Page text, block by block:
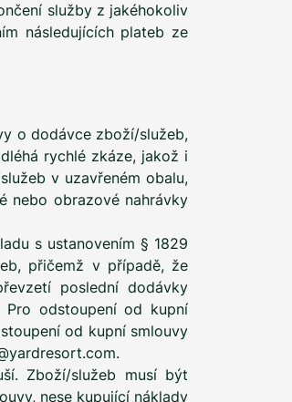
služby z jakéhokoliv
následujících plateb ze
o dodávce zboží/služeb,
rychlé zkáze, jakož i
v uzavřeném obalu,
nebo obrazové nahrávky
s ustanovením § 1829
přičemž v případě, že
poslední dodávky
Pro odstoupení od kupní
od kupní smlouvy
.
Zboží/služeb musí být
nese kupující náklady